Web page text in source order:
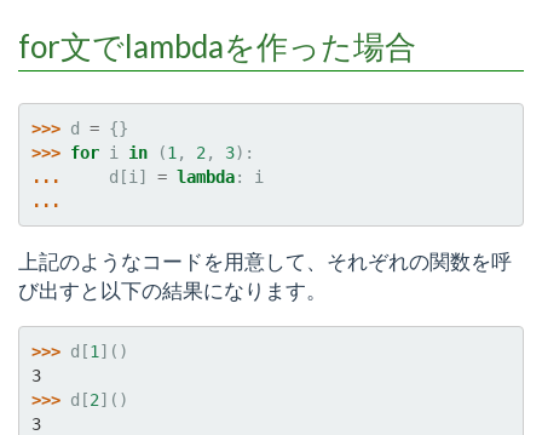
for文でlambdaを作った場合
>>> d = {}
>>> for i in (1 , 2 , 3):
...
d [i ] = lambda:
i
...
上記のようなコードを用意して、それぞれの関数を呼
び出すと以下の結果になります。
>>> d [1 ]()
3
>>> d [2]()
3